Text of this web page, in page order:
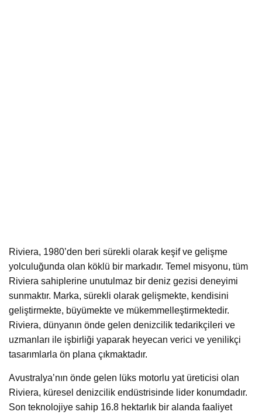
Riviera, 1980’den beri sürekli olarak keşif ve gelişme
yolculuğunda olan köklü bir markadır. Temel misyonu, tüm
Riviera sahiplerine unutulmaz bir deniz gezisi deneyimi
sunmaktır. Marka, sürekli olarak gelişmekte, kendisini
geliştirmekte, büyümekte ve mükemmelleştirmektedir.
Riviera, dünyanın önde gelen denizcilik tedarikçileri ve
uzmanları ile işbirliği yaparak heyecan verici ve yenilikçi
tasarımlarla ön plana çıkmaktadır.
Avustralya’nın önde gelen lüks motorlu yat üreticisi olan
Riviera, küresel denizcilik endüstrisinde lider konumdadır.
Son teknolojiye sahip 16.8 hektarlık bir alanda faaliyet